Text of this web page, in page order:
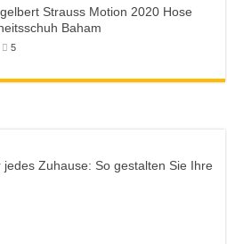
Strauss Motion 2020 Hose
Baham
5
Zuhause: So gestalten Sie Ihre